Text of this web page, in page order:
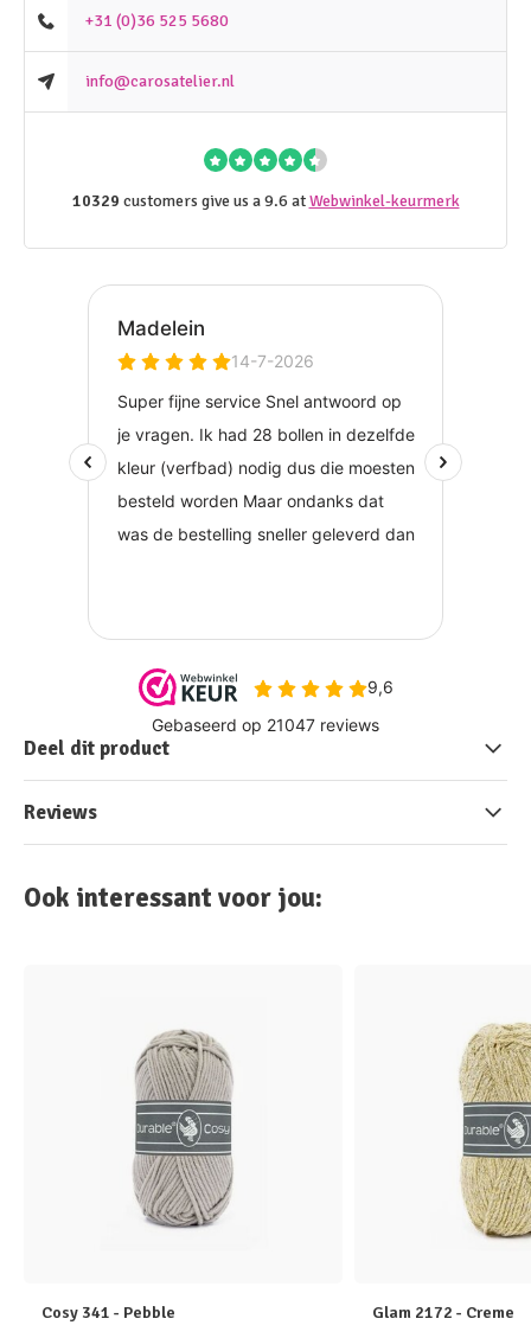
+31 (0)36 525 5680
info@carosatelier.nl
10329 customers give us a 9.6 atWebwinkel-keurmerk
Deel dit product
Reviews
Ook interessant voor jou:
Cosy 341 - Pebble Glam 2172 - Creme